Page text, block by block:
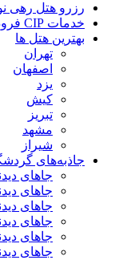
رزرو هتل رهی
خدمات CIP فرودگاه امام
بهترین هتل ها
تهران
اصفهان
یزد
کیش
تبریز
مشهد
شیراز
جاذبه‌های
جاهای
جاهای
جاهای
جاهای
جاهای
جاهای